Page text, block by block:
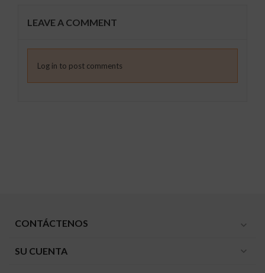
LEAVE A COMMENT
Log in to post comments
CONTÁCTENOS expand_more
SU CUENTA expand_more